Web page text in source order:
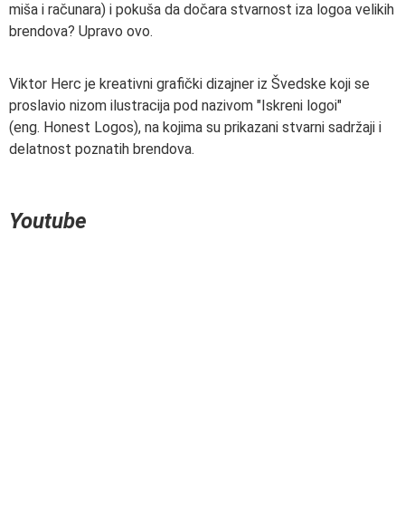
miša i računara) i pokuša da dočara stvarnost iza logoa velikih
brendova? Upravo ovo.
Viktor Herc je kreativni grafički dizajner iz Švedske koji se
proslavio nizom ilustracija pod nazivom "Iskreni logoi"
(eng. Honest Logos), na kojima su prikazani stvarni sadržaji i
delatnost poznatih brendova.
Youtube